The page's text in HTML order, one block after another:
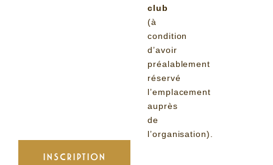
club
(à
condition
d’avoir
préalablement
réservé
l’emplacement
auprès
de
l’organisation).
INSCRIPTION